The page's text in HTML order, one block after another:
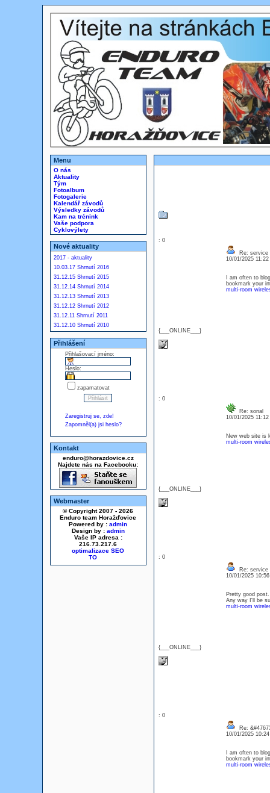
Menu
O nás
Aktuality
Tým
Fotoalbum
Fotogalerie
Kalendář závodů
Výsledky závodů
Kam na trénink
Vaše podpora
Cyklovýlety
Nové aktuality
2017 - aktuality
10.03.17 Shrnutí 2016
31.12.15 Shrnutí 2015
31.12.14 Shrnutí 2014
31.12.13 Shrnutí 2013
31.12.12 Shrnutí 2012
31.12.11 Shrnutí 2011
31.12.10 Shrnutí 2010
Přihlášení
Přihlašovací jméno:
Heslo:
zapamatovat
Zaregistruj se, zde!
Zapomněl(a) jsi heslo?
Kontakt
enduro@horazdovice.cz
Najdete nás na Facebooku:
Webmaster
© Copyright 2007 - 2026
Enduro team Horažďovice
Powered by : admin
Design by : admin
Vaše IP adresa :
216.73.217.6
optimalizace SEO
: 0
{___ONLINE___}
Re: service
10/01/2025
I am often to
bookmark your
multi-room
: 0
{___ONLINE___}
Re: sonal
10/01/2025
New web site is
multi-room
: 0
{___ONLINE___}
Re: service
10/01/2025
Pretty good
Any way I'll be
multi-room
: 0
Re:
10/01/2025
I am often to
bookmark your
multi-room